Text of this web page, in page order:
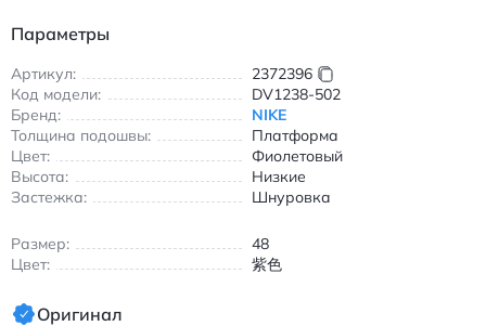
течение всего дня. Фиолетовый цвет придает модели
образы. Удобная шнуровка позволяет точно зафиксировать
обувь на ноге, а низкий крой обеспечивает свободу
движений. Кроссовки подходят для прогулок, занятий
спортом и повседневной носки в любое время года. Легкие и
практичные, они станут вашим надежным спутником в
городской среде. Найк Мотива повседневные кроссовки
мягкие, антипробуксовочные фиолетовые
Параметры
Артикул:
2372396
Код модели:
DV1238-502
Бренд:
NIKE
Толщина подошвы:
Платформа
Цвет:
Фиолетовый
Высота:
Низкие
Застежка:
Шнуровка
Размер:
48
Цвет:
紫色
Оригинал